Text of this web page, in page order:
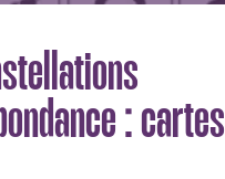
: cartes